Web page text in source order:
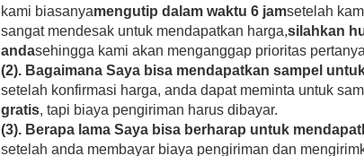
kami biasanyamengutip dalam waktu 6 jamsetelah
sangat mendesak untuk mendapatkan harga,silahkan
andasehingga kami akan menganggap prioritas
(2). Bagaimana Saya bisa mendapatkan sampel
setelah konfirmasi harga, anda dapat meminta untuk
gratis, tapi biaya pengiriman harus dibayar.
(3). Berapa lama Saya bisa berharap untuk
setelah anda membayar biaya pengiriman dan